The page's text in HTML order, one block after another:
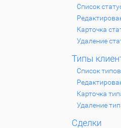
Список
Карточка
Удаление
Типы
Список типов
Карточка
Удаление
Сделки